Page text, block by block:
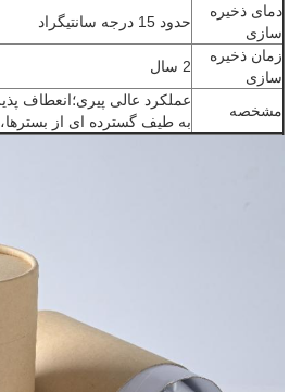
دمای ذخیره
سازی
حدود 15 درجه سانتیگراد
زمان ذخیره
سازی
مشخصه
عملکرد عالی پیری؛انعطاف
به طیف گسترده ای از بسترها،